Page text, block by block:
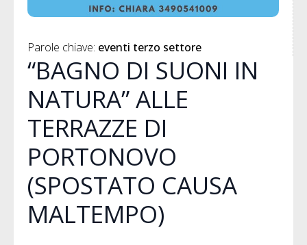
Parole chiave: eventi terzo settore
“BAGNO DI SUONI IN
NATURA” ALLE
TERRAZZE DI
PORTONOVO
(SPOSTATO CAUSA
MALTEMPO)